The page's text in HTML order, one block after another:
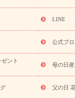
9月の誕生花(リンドウ)
集 当日配達特急便
祝い 退院祝い・快
ペットのお祝いフラ
お供え・お悔や
LINE
公式ブ
ント
母の日
父の日